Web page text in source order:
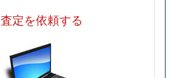
査定を依頼する